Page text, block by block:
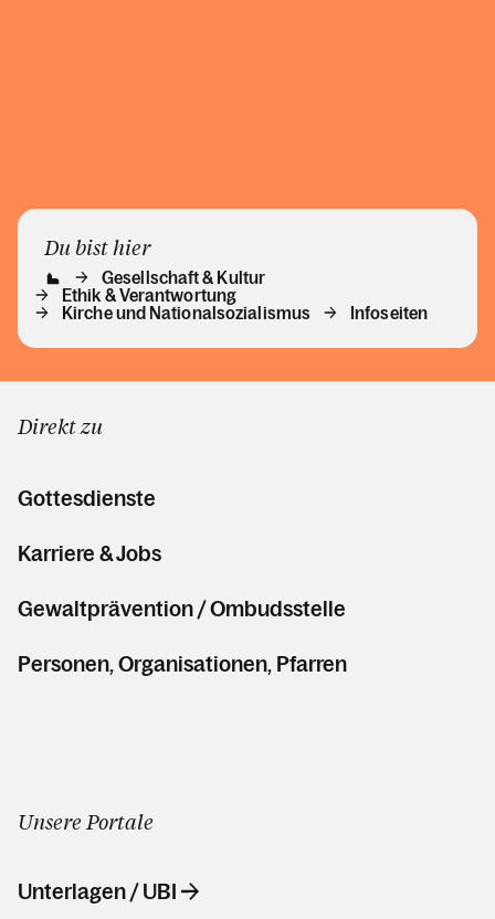
Du bist hier
Gesellschaft & Kultur
Ethik & Verantwortung
Kirche und Nationalsozialismus
Infoseiten
Direkt zu
Gottesdienste
Karriere & Jobs
Gewaltprävention / Ombudsstelle
Personen, Organisationen, Pfarren
Unsere Portale
Unterlagen / UBI